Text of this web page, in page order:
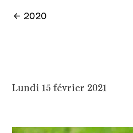
2020
Lundi 15 février 2021